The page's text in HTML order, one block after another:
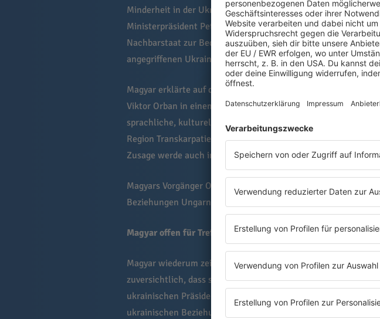
Minderheit in der Ukraine geeinigt. Der Schritt ist für Kiew
Ministerpräsident Peter Magyar, der erst seit 9. Mai
Nachbarstaat zur Bedingung dafür gemacht, dass sein Land
angegriffenen Ukraine zustimmt.
Magyar erklärte auf der Plattform X, nach dreiwöchigen
Viktor Orban in einem Jahrzehnt nicht geschafft habe. Das
sprachliche, kulturelle und politische Rechte der mehr als
Region Transkarpatien, schrieb er. Die Ukraine habe sich
Zusage werde auch im ukrainischen Aktionsplan für den Weg
Magyars Vorgänger Orban galt als eher russlandfreundlich
Beziehungen Ungarns zum Nachbarland erreichten einen
Magyar offen für Treffen mit Selenskyj
Magyar wiederum zeigte sich erst Anfang der Woche bei
zuversichtlich, dass sich der Streit mit der Ukraine um
ukrainischen Präsidenten Wolodymyr Selenskyj schon bald
ukrainischen Beziehungen aufzuschlagen», sagte er weiter.